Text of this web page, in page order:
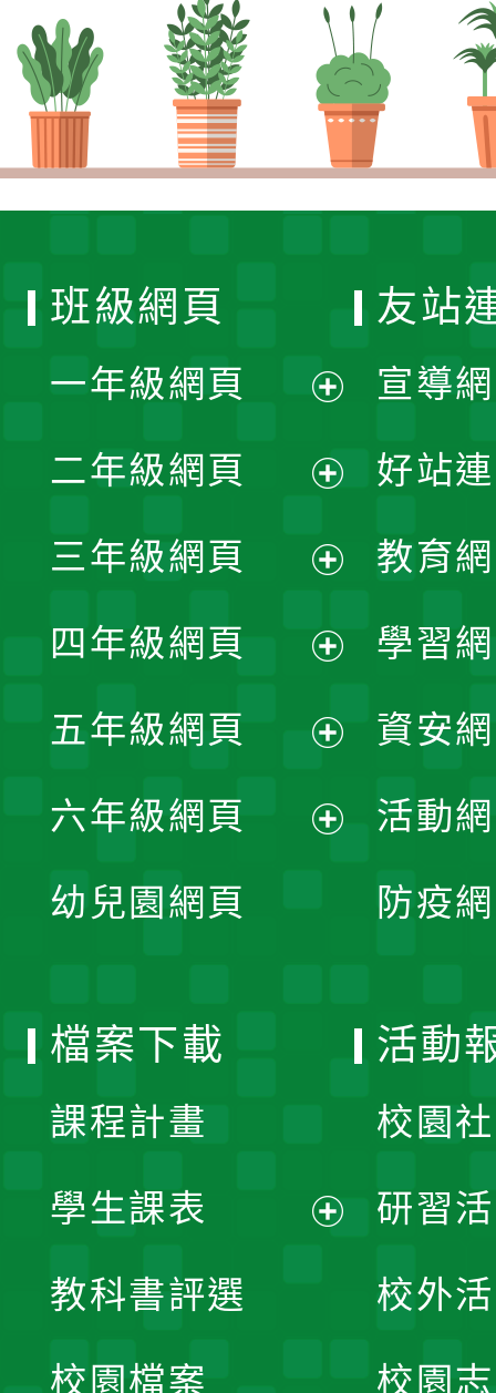
班級網頁
一年級網頁
開
選
單
二年級網頁
開
選
單
三年級網頁
開
選
單
四年級網頁
開
選
五年級網頁
開
六年級網頁
幼兒園網頁
友站
宣導
好站
教育
學習
資安
活動
防疫
檔案下載
課程計畫
學生課表
教科書評選
校園檔案
活動
校園
研習
校外
校園